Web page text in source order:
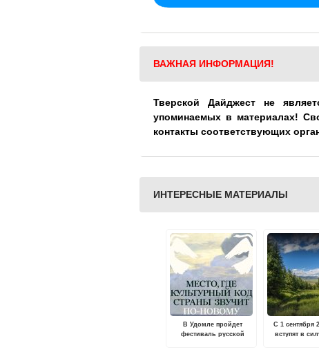
ВАЖНАЯ ИНФОРМАЦИЯ!
Тверской Дайджест не
упоминаемых в материалах!
контакты соответствующих
ИНТЕРЕСНЫЕ МАТЕРИАЛЫ
В Удомле пройдет
фестиваль русской
С 1 сентября
вступят в